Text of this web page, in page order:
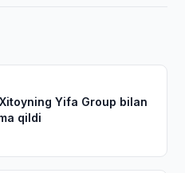
Yifa Group bilan
qildi